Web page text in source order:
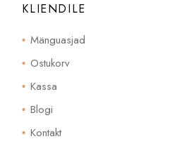
KLIENDILE
Mänguasjad
Ostukorv
Kassa
Blogi
Kontakt